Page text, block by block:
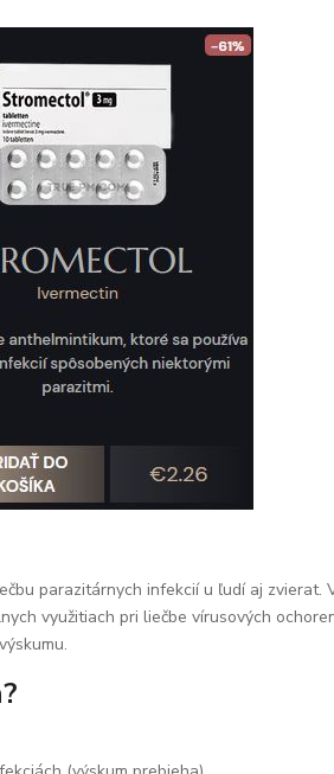
parazitárnych infekcií u ľudí aj zvierat.
využitiach pri liečbe vírusových